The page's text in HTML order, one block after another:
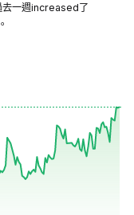
去一週increased了